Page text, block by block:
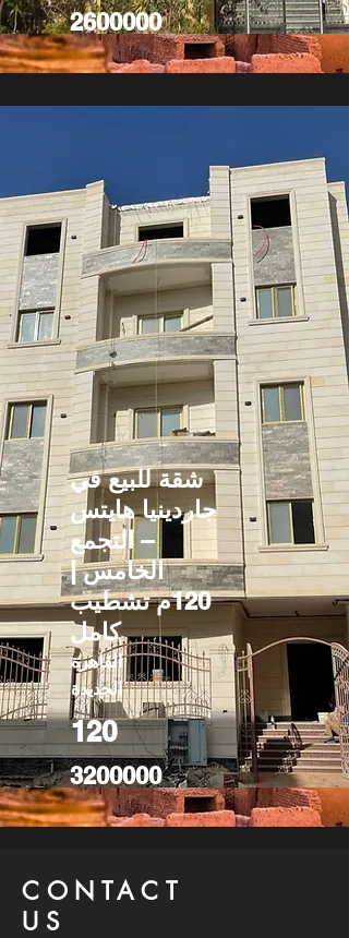
2600000
شقة للبيع في
جاردينيا هايتس
– التجمع
الخامس |
120م تشطيب
كامل
القاهرة
الجديدة
120
3200000
CONTACT
US